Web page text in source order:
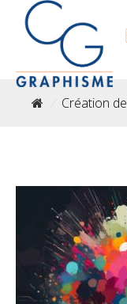
Création